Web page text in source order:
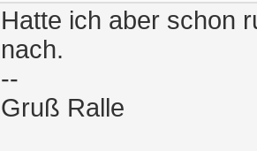
Hatte ich aber schon
nach.
--
Gruß Ralle